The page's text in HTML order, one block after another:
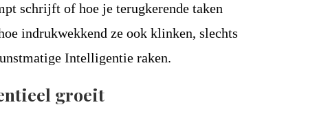
schrijft of hoe je terugkerende taken
indrukwekkend ze ook klinken, slechts
Intelligentie raken.
groeit